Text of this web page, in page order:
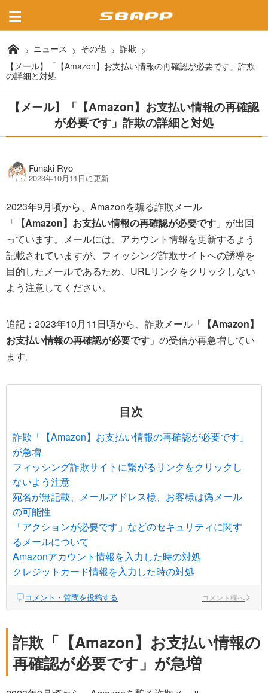
ニュース その他
詐欺
【メール】「【Amazon】お支払い情報の再確認が必要です」詐欺
の詳細と対処
【メール】「【Amazon】お支払い情報の再確認
が必要です」詐欺の詳細と対処
Funaki Ryo
2023年10月11日に更新
2023年9月頃から、Amazonを騙る詐欺メール
「 【Amazon】お支払い情報の再確認が必要です 」が出回
っています。メールには、アカウント情報を更新するよう
記載されていますが、フィッシング詐欺サイトへの誘導を
目的したメールであるため、URLリンクをクリックしない
よう注意してください。
追記：2023年10月11日頃から、詐欺メール「 【Amazon】
お支払い情報の再確認が必要です 」の受信が再急増してい
ます。
目次
詐欺「【Amazon】お支払い情報の再確認が必要です」
が急増
フィッシング詐欺サイトに繋がるリンクをクリックし
ないよう注意
宛名が無記載、メールアドレス様、お客様は偽メール
の可能性
「アクションが必要です」などのセキュリティに関す
るメールについて
Amazonアカウント情報を入力した時の対処
クレジットカード情報を入力した時の対処
コメント・質問を投稿する コメント欄へ
詐欺「【Amazon】お支払い情報の
再確認が必要です」が急増